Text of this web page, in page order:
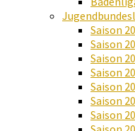
Saison
Saison
Saison
Saison
Saison
Saison
Saison